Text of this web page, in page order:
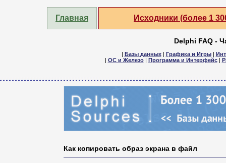
Главная Исходники (более 1
Delphi FAQ -
| Базы данных| Графика и Игры|
| ОС и Железо| Программа и Интерфейс|
Как копировать образ экрана в файл